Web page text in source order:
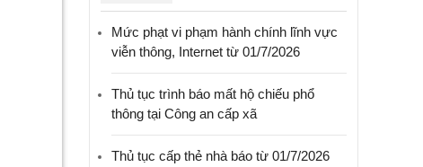
Mức phạt vi phạm hành chính lĩnh vực
viễn thông, Internet từ 01/7/2026
Thủ tục trình báo mất hộ chiếu phổ
thông tại Công an cấp xã
Thủ tục cấp thẻ nhà báo từ 01/7/2026